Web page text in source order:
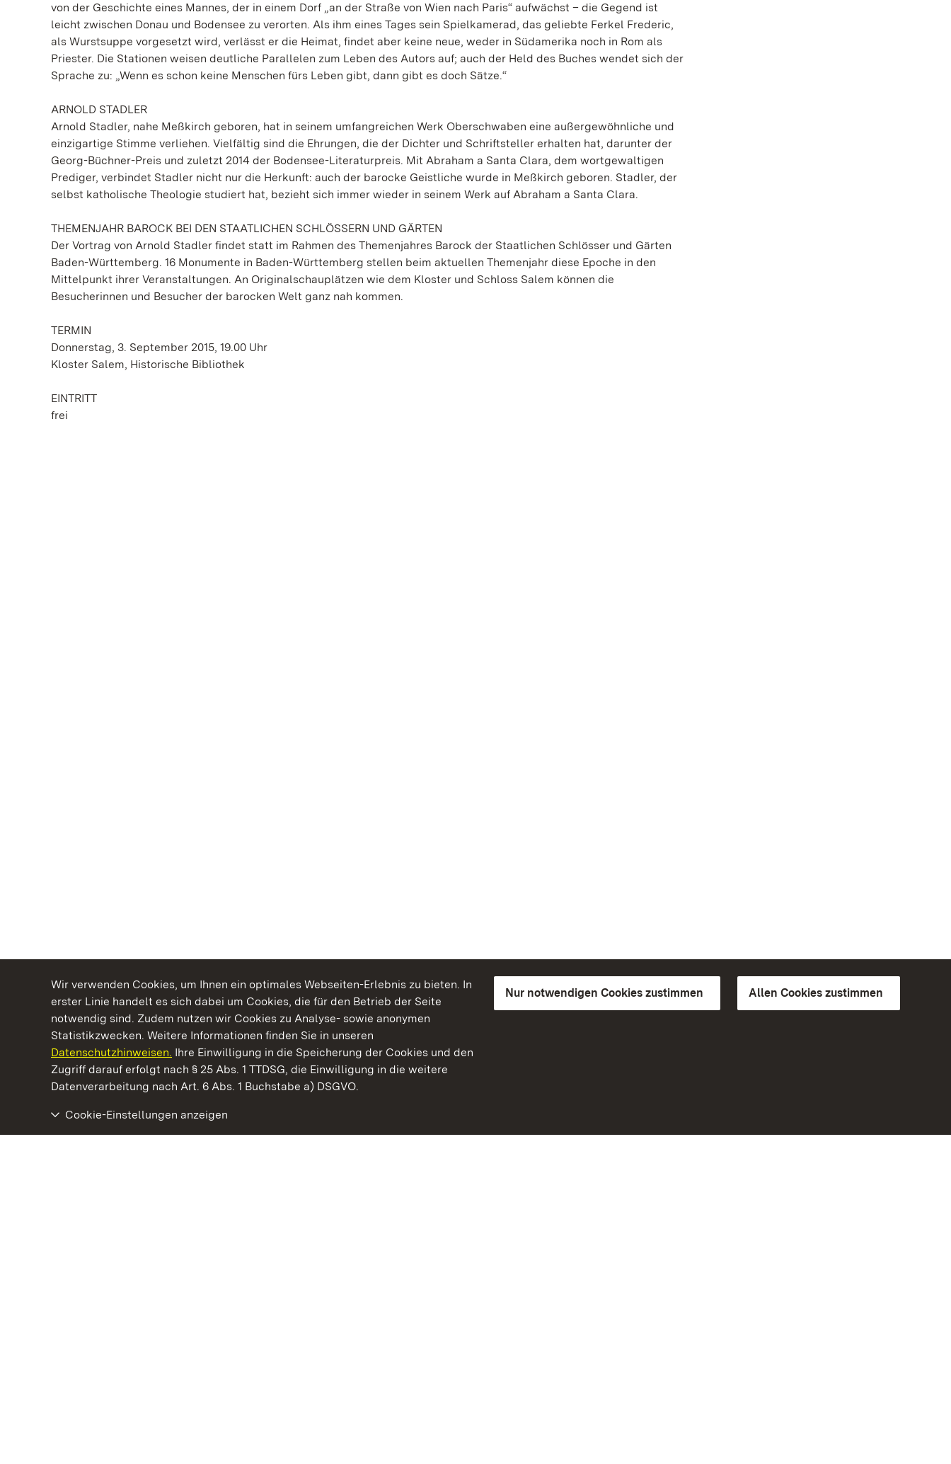
Wir verwenden Cookies, um Ihnen ein optimales Webseiten-Erlebnis zu bieten. In
erster Linie handelt es sich dabei um Cookies, die für den Betrieb der Seite
notwendig sind. Zudem nutzen wir Cookies zu Analyse- sowie anonymen
Statistikzwecken. Weitere Informationen finden Sie in unseren
Datenschutzhinweisen. Ihre Einwilligung in die Speicherung der Cookies und den
Zugriff darauf erfolgt nach § 25 Abs. 1 TTDSG, die Einwilligung in die weitere
Datenverarbeitung nach Art. 6 Abs. 1 Buchstabe a) DSGVO.
Nur notwendigen Cookies zustimmen Allen Cookies zustimmen
Cookie-Einstellungen anzeigen
von der Geschichte eines Mannes, der in einem Dorf „an der Straße von Wien nach Paris“ aufwächst – die Gegend ist
leicht zwischen Donau und Bodensee zu verorten. Als ihm eines Tages sein Spielkamerad, das geliebte Ferkel Frederic,
als Wurstsuppe vorgesetzt wird, verlässt er die Heimat, findet aber keine neue, weder in Südamerika noch in Rom als
Priester. Die Stationen weisen deutliche Parallelen zum Leben des Autors auf; auch der Held des Buches wendet sich der
Sprache zu: „Wenn es schon keine Menschen fürs Leben gibt, dann gibt es doch Sätze.“
ARNOLD STADLER
Arnold Stadler, nahe Meßkirch geboren, hat in seinem umfangreichen Werk Oberschwaben eine außergewöhnliche und
einzigartige Stimme verliehen. Vielfältig sind die Ehrungen, die der Dichter und Schriftsteller erhalten hat, darunter der
Georg-Büchner-Preis und zuletzt 2014 der Bodensee-Literaturpreis. Mit Abraham a Santa Clara, dem wortgewaltigen
Prediger, verbindet Stadler nicht nur die Herkunft: auch der barocke Geistliche wurde in Meßkirch geboren. Stadler, der
selbst katholische Theologie studiert hat, bezieht sich immer wieder in seinem Werk auf Abraham a Santa Clara.
THEMENJAHR BAROCK BEI DEN STAATLICHEN SCHLÖSSERN UND GÄRTEN
Der Vortrag von Arnold Stadler findet statt im Rahmen des Themenjahres Barock der Staatlichen Schlösser und Gärten
Baden-Württemberg. 16 Monumente in Baden-Württemberg stellen beim aktuellen Themenjahr diese Epoche in den
Mittelpunkt ihrer Veranstaltungen. An Originalschauplätzen wie dem Kloster und Schloss Salem können die
Besucherinnen und Besucher der barocken Welt ganz nah kommen.
TERMIN
Donnerstag, 3. September 2015, 19.00 Uhr
Kloster Salem, Historische Bibliothek
EINTRITT
frei
Kommen. Staunen. Genießen.